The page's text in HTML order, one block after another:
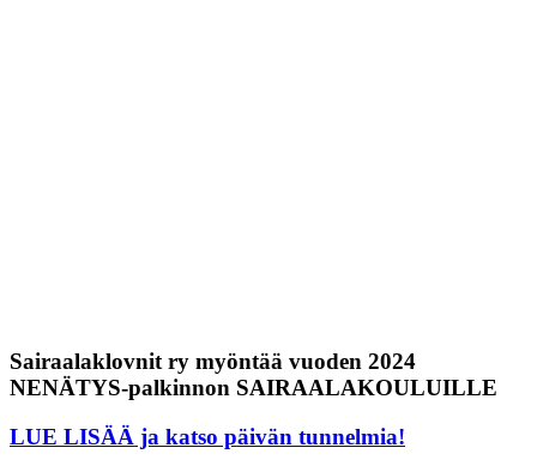
Sairaalaklovnit ry myöntää vuoden 2024
NENÄTYS-palkinnon SAIRAALAKOULUILLE
LUE LISÄÄ ja katso päivän tunnelmia!